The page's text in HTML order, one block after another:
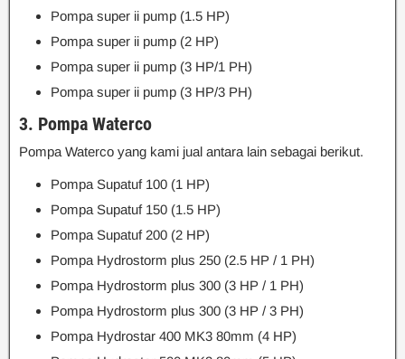
Pompa super ii pump (1.5 HP)
Pompa super ii pump (2 HP)
Pompa super ii pump (3 HP/1 PH)
Pompa super ii pump (3 HP/3 PH)
3. Pompa Waterco
Pompa Waterco yang kami jual antara lain sebagai berikut.
Pompa Supatuf 100 (1 HP)
Pompa Supatuf 150 (1.5 HP)
Pompa Supatuf 200 (2 HP)
Pompa Hydrostorm plus 250 (2.5 HP / 1 PH)
Pompa Hydrostorm plus 300 (3 HP / 1 PH)
Pompa Hydrostorm plus 300 (3 HP / 3 PH)
Pompa Hydrostar 400 MK3 80mm (4 HP)